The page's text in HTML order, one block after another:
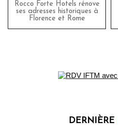
Rocco Forte Hotels rénove
ses adresses historiques à
Florence et Rome
DERNIÈRE